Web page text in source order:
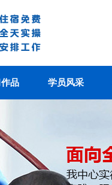
品 学员风采